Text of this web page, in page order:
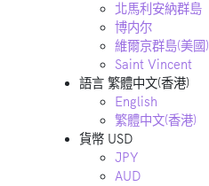
北馬利安納群島
博内尔
維爾京群島(美國)
Saint Vincent
語言 繁體中文(香港)
English
繁體中文(香港)
貨幣 USD
JPY
AUD